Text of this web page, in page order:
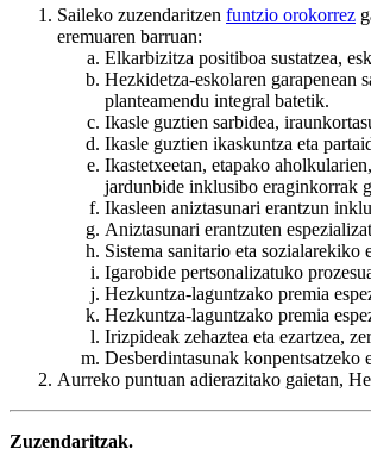
Saileko zuzendaritzen funtzio orokorrez
eremuaren barruan:
Elkarbizitza positiboa sustatzea,
Hezkidetza-eskolaren garapenean
planteamendu integral batetik.
Ikasle guztien sarbidea,
Ikasle guztien ikaskuntza eta
Ikastetxeetan, etapako
jardunbide inklusibo eraginkorrak
Ikasleen aniztasunari erantzun
Aniztasunari erantzuten
Sistema sanitario eta sozialarekiko
Igarobide pertsonalizatuko
Hezkuntza-laguntzako premia
Hezkuntza-laguntzako premia
Irizpideak zehaztea eta ezartzea,
Desberdintasunak konpentsatzeko
Aurreko puntuan adierazitako gaietan,
Zuzendaritzak.